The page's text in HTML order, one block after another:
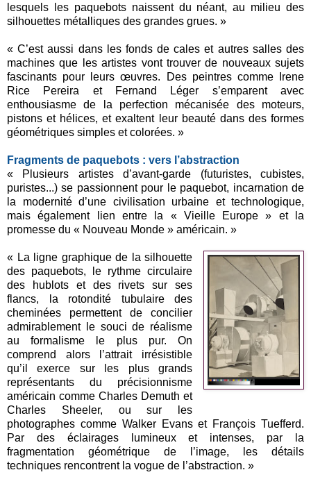
lesquels les paquebots naissent du néant, au milieu des
silhouettes métalliques des grandes grues. »
« C’est aussi dans les fonds de cales et autres salles des
machines que les artistes vont trouver de nouveaux sujets
fascinants pour leurs œuvres. Des peintres comme Irene
Rice Pereira et Fernand Léger s’emparent avec
enthousiasme de la perfection mécanisée des moteurs,
pistons et hélices, et exaltent leur beauté dans des formes
géométriques simples et colorées. »
Fragments de paquebots : vers l’abstraction
« Plusieurs artistes d’avant-garde (futuristes, cubistes,
puristes...) se passionnent pour le paquebot, incarnation de
la modernité d’une civilisation urbaine et technologique,
mais également lien entre la « Vieille Europe » et la
promesse du « Nouveau Monde » américain. »
« La ligne graphique de la silhouette
des paquebots, le rythme circulaire
des hublots et des rivets sur ses
flancs, la rotondité tubulaire des
cheminées permettent de concilier
admirablement le souci de réalisme
au formalisme le plus pur. On
comprend alors l’attrait irrésistible
qu’il exerce sur les plus grands
représentants du précisionnisme
américain comme Charles Demuth et
Charles Sheeler, ou sur les
photographes comme Walker Evans et François Tuefferd.
Par des éclairages lumineux et intenses, par la
fragmentation géométrique de l’image, les détails
techniques rencontrent la vogue de l’abstraction. »